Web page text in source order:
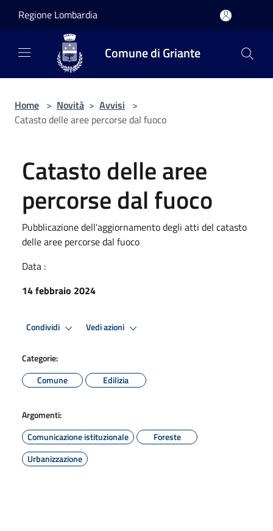
Regione Lombardia
Comune di Griante
Home > Novità > Avvisi >
Catasto delle aree percorse dal fuoco
Catasto delle aree
percorse dal fuoco
Pubblicazione dell'aggiornamento degli atti del catasto
delle aree percorse dal fuoco
Data :
14 febbraio 2024
Condividi Vedi azioni
Categorie:
Comune
Edilizia
Argomenti:
Comunicazione istituzionale
Foreste
Urbanizzazione